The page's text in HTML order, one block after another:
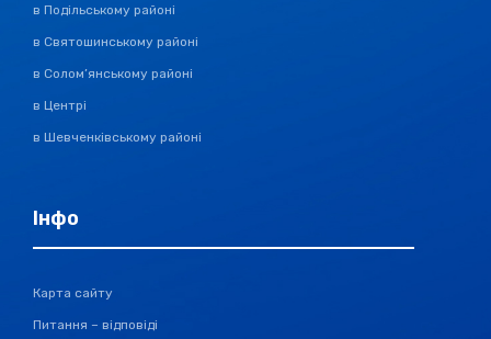
в Подільському районі
в Святошинському районі
в Солом’янському районі
в Центрі
в Шевченківському районі
Інфо
Карта сайту
Питання – відповіді